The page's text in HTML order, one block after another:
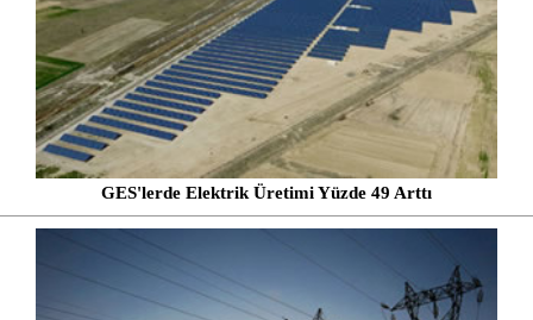
GES'lerde Elektrik Üretimi Yüzde 49 Arttı